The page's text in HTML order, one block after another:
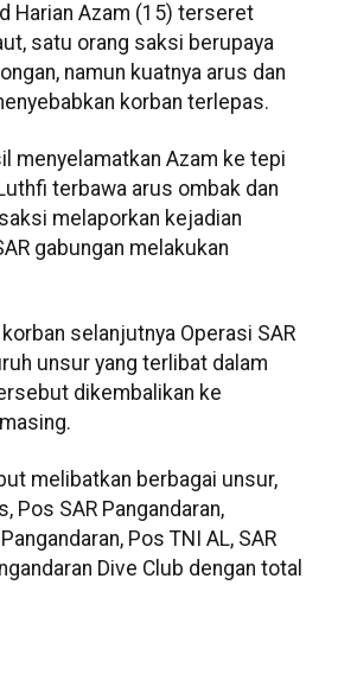
Harian Azam (15) terseret
satu orang saksi berupaya
namun kuatnya arus dan
korban terlepas.
menyelamatkan Azam ke tepi
terbawa arus ombak dan
melaporkan kejadian
gabungan melakukan
selanjutnya Operasi SAR
unsur yang terlibat dalam
dikembalikan ke
melibatkan berbagai unsur,
Pos SAR Pangandaran,
Pos TNI AL, SAR
Dive Club dengan total